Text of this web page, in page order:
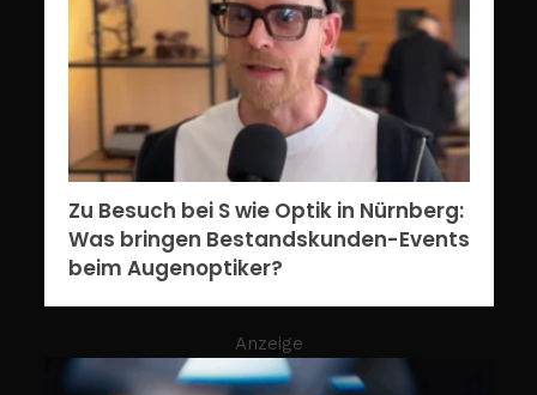
Zu Besuch bei S wie Optik in Nürnberg:
Was bringen Bestandskunden-Events
beim Augenoptiker?
Anzeige